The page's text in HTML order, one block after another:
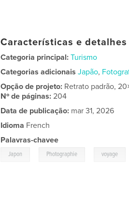
Características e detalhes
Categoria principal: Turismo
Categorias adicionais Japão,
Opção de projeto: Retrato padrão,
Nº de páginas:204
Data de publicação: mar 31, 2026
Idioma French
Palavras-chavee
Japon Photographie voyage